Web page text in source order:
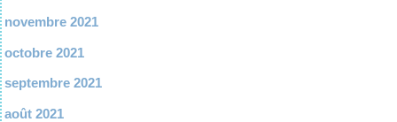
novembre 2021
octobre 2021
septembre 2021
août 2021